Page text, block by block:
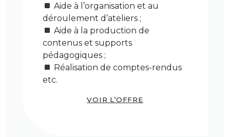
Aide à l’organisation et au
déroulement d’ateliers ;
Aide à la production de
contenus et supports
pédagogiques ;
Réalisation de comptes-rendus
etc.
VOIR L’OFFRE